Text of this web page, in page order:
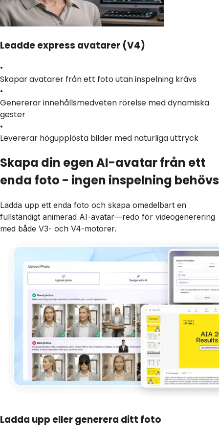
Leadde express avatarer (V4)
•
Skapar avatarer från ett foto utan inspelning krävs
•
Genererar innehållsmedveten rörelse med dynamiska
gester
•
Levererar högupplösta bilder med naturliga uttryck
Skapa din egen AI-avatar från ett
enda foto - ingen inspelning behövs
Ladda upp ett enda foto och skapa omedelbart en
fullständigt animerad AI-avatar—redo för videogenerering
med både V3- och V4-motorer.
Ladda upp eller generera ditt foto